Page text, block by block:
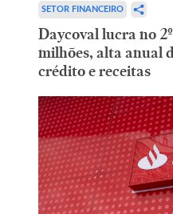
SETOR FINANCEIRO
Daycoval lucra no
milhões, alta anual
crédito e receitas